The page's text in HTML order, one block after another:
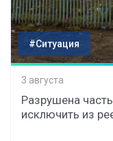
#Ситуация
3 августа
Разрушена
исключить из